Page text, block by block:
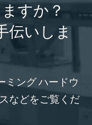
すか？
伝いしま
ミング ハードウ
などをご覧くだ